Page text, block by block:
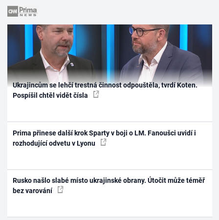
Ukrajincům se lehčí trestná činnost odpouštěla, tvrdí Koten.
Pospíšil chtěl vidět čísla
Prima přinese další krok Sparty v boji o LM. Fanoušci uvidí i
rozhodující odvetu v Lyonu
Rusko našlo slabé místo ukrajinské obrany. Útočit může téměř
bez varování